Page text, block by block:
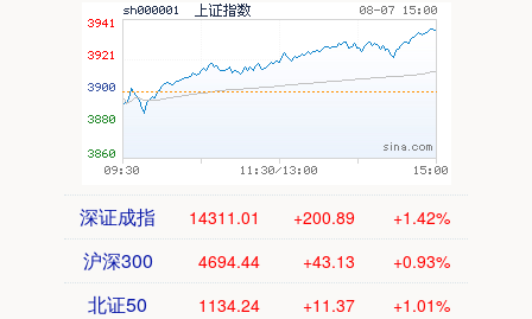
深证成指 14311.01 +200.89 +1.42%
沪深300 4694.44 +43.13 +0.93%
北证50 1134.24 +11.37 +1.01%